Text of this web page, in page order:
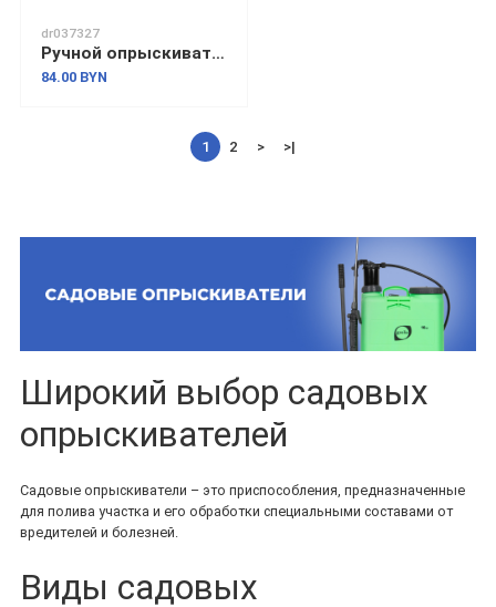
dr037327
Ручной опрыскиватель Marolex Industry ergo 1000 alka line S091.103
84.00 BYN
1 2 > >|
Широкий выбор садовых
опрыскивателей
Садовые опрыскиватели – это приспособления, предназначенные
для полива участка и его обработки специальными составами от
вредителей и болезней.
Виды садовых